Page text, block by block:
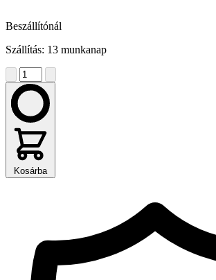
Beszállítónál
Szállítás: 13 munkanap
Kosárba